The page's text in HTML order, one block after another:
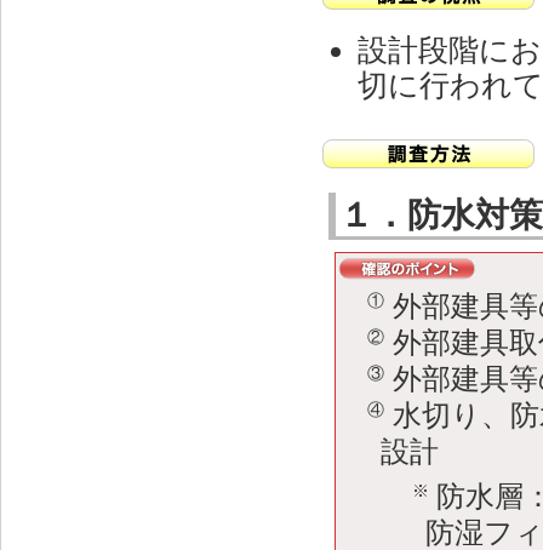
設計段階に
切に行われ
１．防水対
① 外部建具
② 外部建具
③ 外部建具
④ 水切り、
設計
※ 防水層
防湿フ